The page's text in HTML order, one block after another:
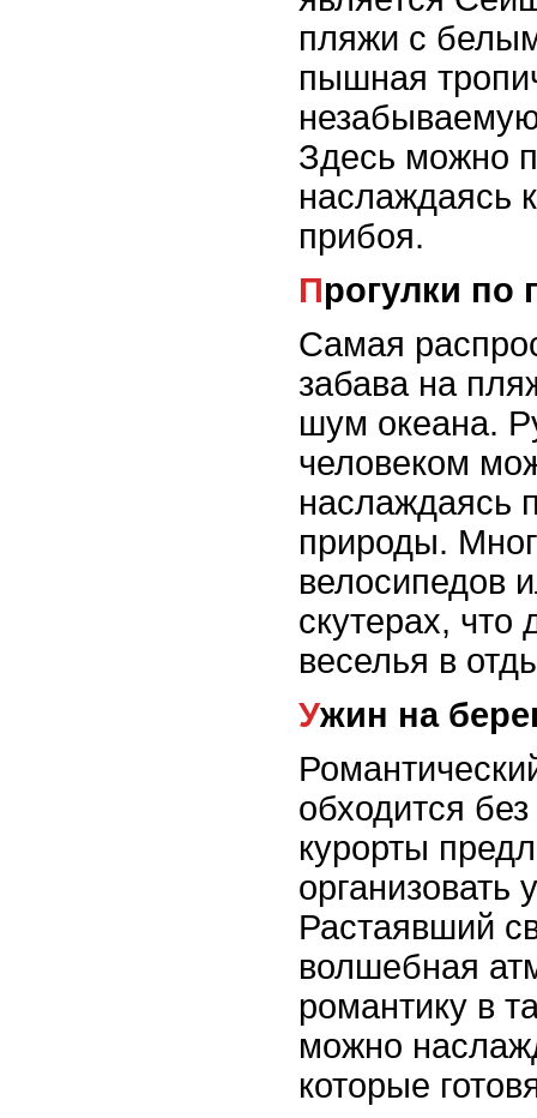
пляжи с
пышная
Здесь можно
наслаждаясь
прибоя.
Прогулки по
Самая
забава на
шум океана.
человеком
наслаждаясь
природы.
велосипедов
скутерах, что
веселья в
Ужин на
обходится
курорты
организовать
Растаявший
волшебная
романтику в
можно
которые